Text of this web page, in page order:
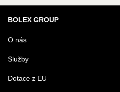
URL
PRODUKT
BOLEX GROUP
O nás
Služby
Dotace z EU